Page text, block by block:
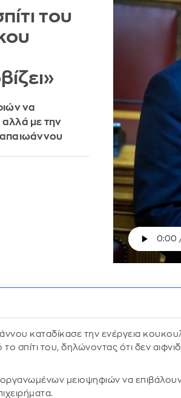
του
να
αλλά με την
καταδίκασε την ενέργεια
σπίτι του, δηλώνοντας ότι δεν
μειοψηφιών να